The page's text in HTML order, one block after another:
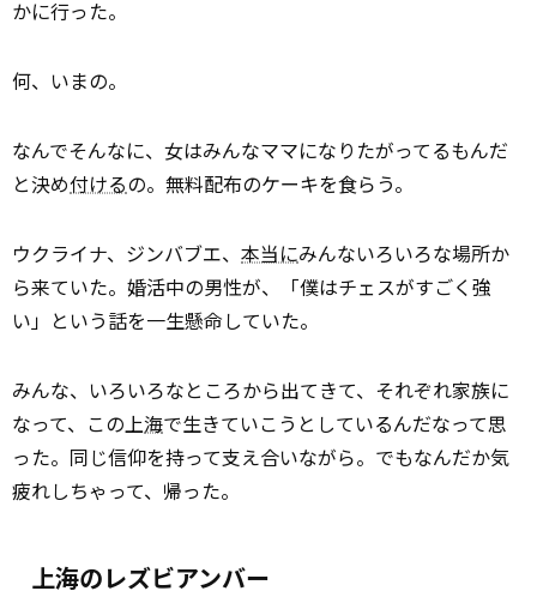
かに行った。
何、いまの。
なんでそんなに、女はみんなママになりたがってるもんだ
と決め付けるの。無料配布のケーキを食らう。
ウクライナ、ジンバブエ、 本当にみんないろいろな場所か
ら来ていた。婚活中の男性が、「僕はチェスがすごく強
い」という話を一生懸命していた。
みんな、いろいろなところから出てきて、それぞれ家族に
なって、この上海で生きていこうとしているんだなって思
った。同じ信仰を持って支え合いながら。でもなんだか気
疲れしちゃって、帰った。
上海のレズビアンバー